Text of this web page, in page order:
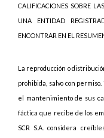
CALIFICACIONES SOBRE
UNA ENTIDAD
ENCONTRAR EN EL
La reproducción o
prohibida, salvo con
el mantenimiento de sus
fáctica que recibe de los
SCR S.A. considera